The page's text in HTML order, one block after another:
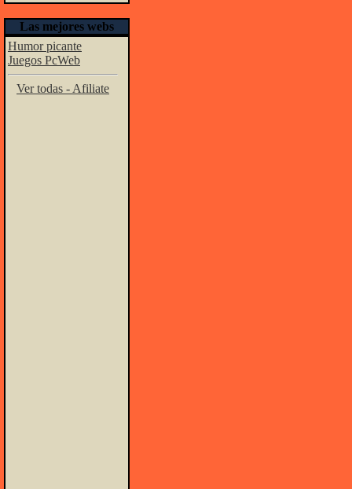
Las mejores webs
Humor picante
Juegos PcWeb
Ver todas - Afiliate